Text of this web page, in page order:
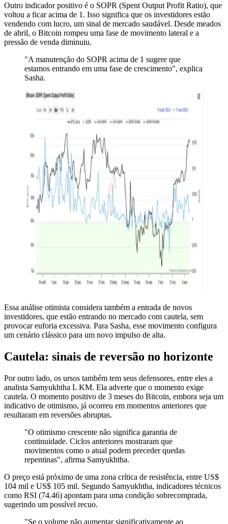
Outro indicador positivo é o SOPR (Spent Output Profit Ratio), que
voltou a ficar acima de 1. Isso significa que os investidores estão
vendendo com lucro, um sinal de mercado saudável. Desde meados
de abril, o Bitcoin rompeu uma fase de movimento lateral e a
pressão de venda diminuiu.
"A manutenção do SOPR acima de 1 sugere que
estamos entrando em uma fase de crescimento", explica
Sasha.
Essa análise otimista considera também a entrada de novos
investidores, que estão entrando no mercado com cautela, sem
provocar euforia excessiva. Para Sasha, esse movimento configura
um cenário clássico para um novo impulso de alta.
Cautela: sinais de reversão no horizonte
Por outro lado, os ursos também tem seus defensores, entre eles a
analista Samyukhtha L KM. Ela adverte que o momento exige
cautela. O momento positivo de 3 meses do Bitcoin, embora seja um
indicativo de otimismo, já ocorreu em momentos anteriores que
resultaram em reversões abruptas.
"O otimismo crescente não significa garantia de
continuidade. Ciclos anteriores mostraram que
movimentos como o atual podem preceder quedas
repentinas", afirma Samyukhtha.
O preço está próximo de uma zona crítica de resistência, entre US$
104 mil e US$ 105 mil. Segundo Samyukhtha, indicadores técnicos
como RSI (74.46) apontam para uma condição sobrecomprada,
sugerindo um possível recuo.
"Se o volume não aumentar significativamente ao